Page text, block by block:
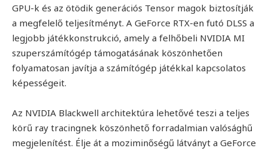
GPU-k és az ötödik generációs Tensor magok biztosítják
a megfelelő teljesítményt. A GeForce RTX-en futó DLSS a
legjobb játékkonstrukció, amely a felhőbeli NVIDIA MI
szuperszámítógép támogatásának köszönhetően
folyamatosan javítja a számítógép játékkal kapcsolatos
képességeit.
Az NVIDIA Blackwell architektúra lehetővé teszi a teljes
körű ray tracingnek köszönhető forradalmian valósághű
megjelenítést. Élje át a moziminőségű látványt a GeForce